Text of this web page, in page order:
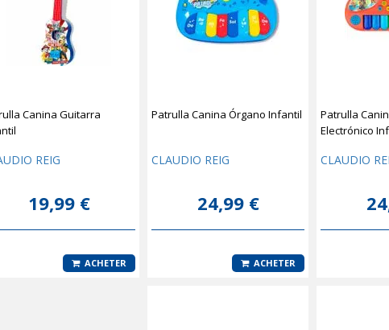
Canina Guitarra
REIG
19,99 €
ACHETER
Patrulla Canina Órgano Infantil
CLAUDIO REIG
24,99 €
ACHETER
Patrulla
Electrónico
CLAUDIO